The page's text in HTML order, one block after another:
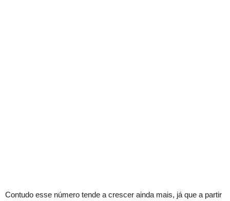
Contudo esse número tende a crescer ainda mais, já que a partir